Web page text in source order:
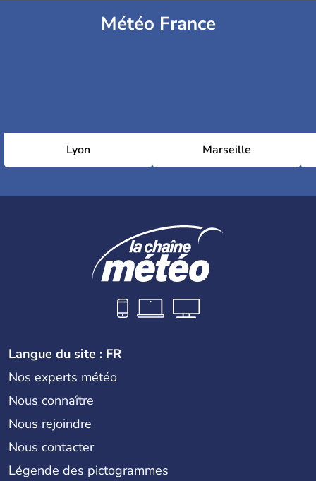
Météo France
Lyon Marseille
Langue du site : FR
Nos experts météo
Nous connaître
Nous rejoindre
Nous contacter
Légende des pictogrammes